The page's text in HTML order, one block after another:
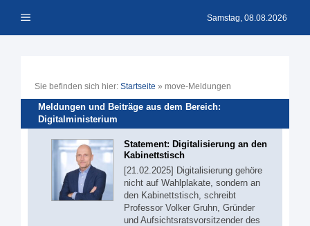
Inhalt Menü Samstag, 08.08.2026
Sie befinden sich hier: Startseite » move-Meldungen
Meldungen und Beiträge aus dem Bereich:
Digitalministerium
Statement: Digitalisierung an den
Kabinettstisch
[21.02.2025] Digitalisierung gehöre
nicht auf Wahlplakate, sondern an
den Kabinettstisch, schreibt
Professor Volker Gruhn, Gründer
und Aufsichtsratsvorsitzender des